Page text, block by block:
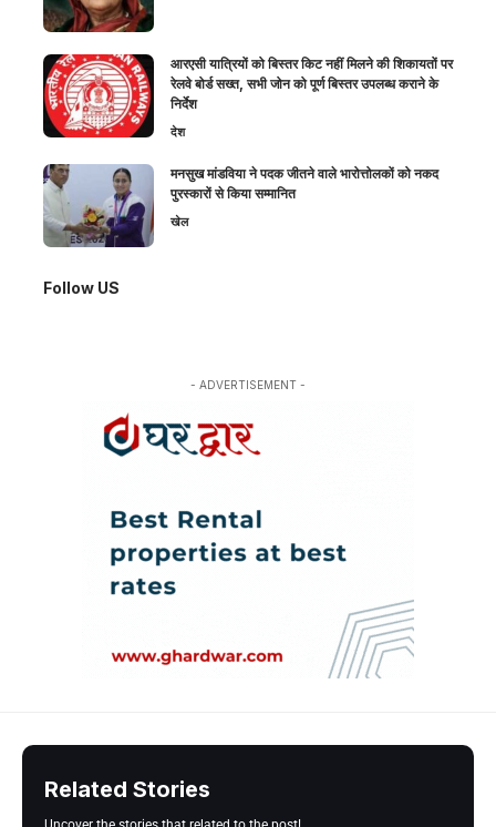
आरएसी यात्रियों को बिस्तर किट नहीं मिलने की शिकायतों पर
रेलवे बोर्ड सख्त, सभी जोन को पूर्ण बिस्तर उपलब्ध कराने के
निर्देश
देश
मनसुख मांडविया ने पदक जीतने वाले भारोत्तोलकों को नकद
पुरस्कारों से किया सम्मानित
खेल
Follow US
- ADVERTISEMENT -
Related Stories